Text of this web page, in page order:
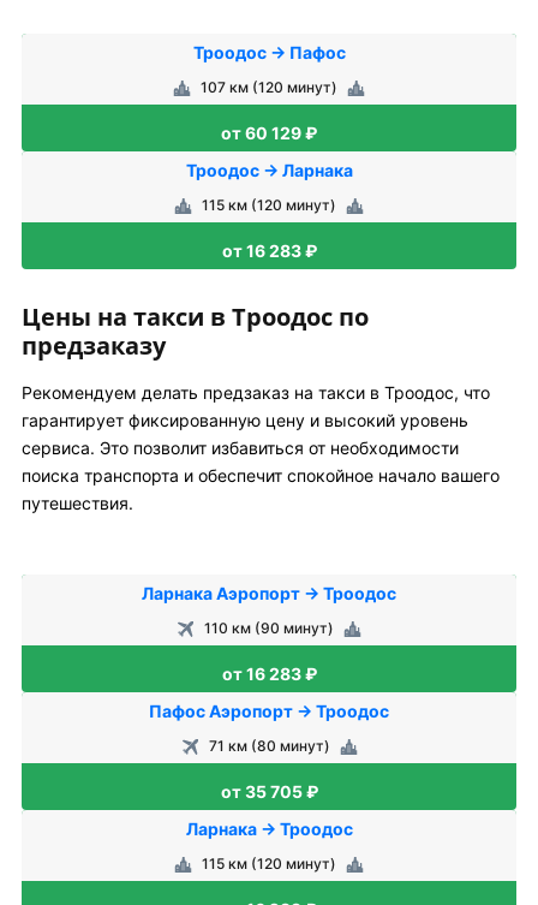
Троодос → Пафос
107 км (120 минут)
от 60 129 ₽
Троодос → Ларнака
115 км (120 минут)
от 16 283 ₽
Цены на такси в Троодос по
предзаказу
Рекомендуем делать предзаказ на такси в Троодос, что
гарантирует фиксированную цену и высокий уровень
сервиса. Это позволит избавиться от необходимости
поиска транспорта и обеспечит спокойное начало вашего
путешествия.
Ларнака Аэропорт → Троодос
110 км (90 минут)
от 16 283 ₽
Пафос Аэропорт → Троодос
71 км (80 минут)
от 35 705 ₽
Ларнака → Троодос
115 км (120 минут)